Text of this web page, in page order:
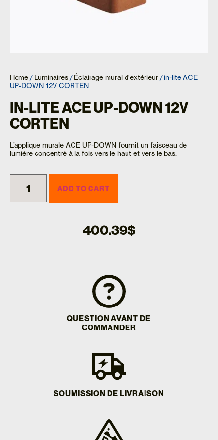
Home/ Luminaires/ Éclairage mural d'extérieur/ in-lite ACE
UP-DOWN 12V CORTEN
IN-LITE ACE UP-DOWN 12V
CORTEN
L’applique murale ACE UP-DOWN fournit un faisceau de
lumière concentré à la fois vers le haut et vers le bas.
ADD TO CART
400.39$
QUESTION AVANT DE
COMMANDER
SOUMISSION DE LIVRAISON